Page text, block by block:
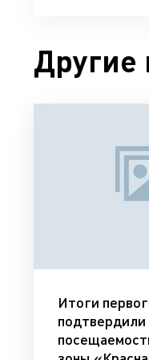
Другие
Итоги
подтвердили